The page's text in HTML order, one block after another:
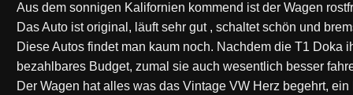
Aus dem sonnigen Kalifornien kommend ist der Wagen
Das Auto ist original, läuft sehr gut , schaltet schön und
Diese Autos findet man kaum noch. Nachdem die T1
bezahlbares Budget, zumal sie auch wesentlich besser
Der Wagen hat alles was das Vintage VW Herz begehrt,